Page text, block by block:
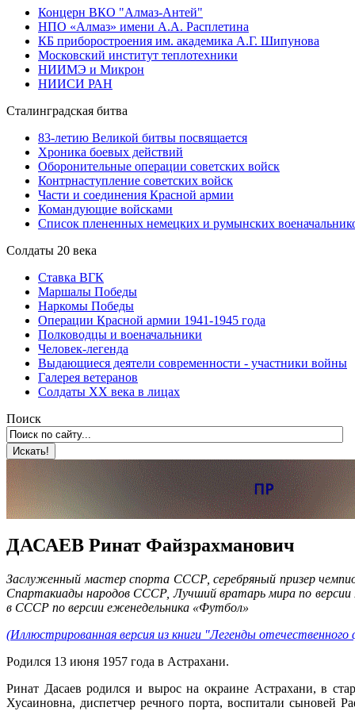
Концерн ВКО "Алмаз-Антей"
НПО «Алмаз» имени А.А. Расплетина
КБ приборостроения им. академика А.Г. Шипунова
Московский институт теплотехники
НИИМЭ и Микрон
НИИСИ РАН
Сталинградская битва
83-летию Великой битвы посвящается
Хроника боевых действий
Оборонительные операции советских войск
Контрнаступление советских войск
Части и соединения Красной армии
Командующие войсками
Список плененных немецких и румынских
Солдаты 20 века
Ставка ВГК
Маршалы Победы
Наркомы Победы
Операции Красной армии 1941-1945 года
Полководцы и военачальники
Человек-легенда
Выдающиеся деятели современности - участники войны
Галерея ветеранов
Солдаты XX века в лицах
Поиск
ДАСАЕВ Ринат Файзрахманович
Заслуженный мастер спорта СССР, серебряный призер
Спартакиады народов СССР, Лучший вратарь мира по версии
в СССР по версии еженедельника «Футбол»
(Иллюстрированная версия из книги "Легенды
Родился 13 июня 1957 года в Астрахани.
Ринат Дасаев родился и вырос на окраине Астрахани, в
Хусаиновна, диспетчер речного порта, воспитали сыновей